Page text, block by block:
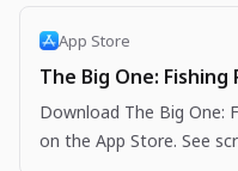
App Store
The Big One: Fishing
Download The Big One:
on the App Store. See